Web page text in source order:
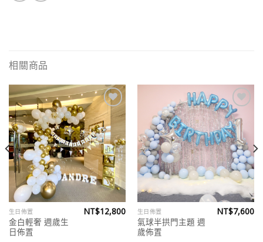
相關商品
Add to
wishlist
生日佈置
金白輕奢 週歲生
日佈置
NT$12,800
Add to
wishlist
生日佈置
氣球半拱門主題 週
歲佈置
NT$7,600